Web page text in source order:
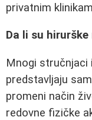
privatnim
Da li su
Mnogi stručnjaci
predstavljaju
promeni način
redovne fizičke